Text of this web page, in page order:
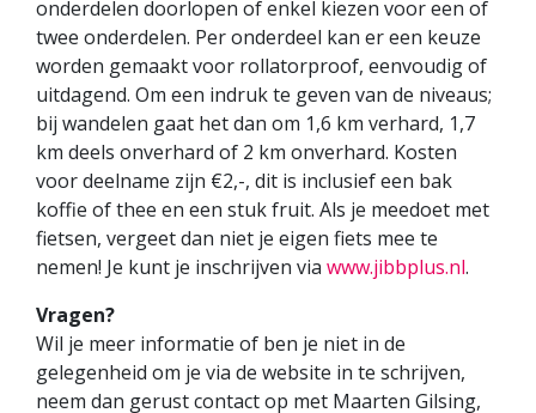
onderdelen doorlopen of enkel kiezen voor een of
twee onderdelen. Per onderdeel kan er een keuze
worden gemaakt voor rollatorproof, eenvoudig of
uitdagend. Om een indruk te geven van de niveaus;
bij wandelen gaat het dan om 1,6 km verhard, 1,7
km deels onverhard of 2 km onverhard. Kosten
voor deelname zijn €2,-, dit is inclusief een bak
koffie of thee en een stuk fruit. Als je meedoet met
fietsen, vergeet dan niet je eigen fiets mee te
nemen! Je kunt je inschrijven via www.jibbplus.nl.
Vragen?
Wil je meer informatie of ben je niet in de
gelegenheid om je via de website in te schrijven,
neem dan gerust contact op met Maarten Gilsing,